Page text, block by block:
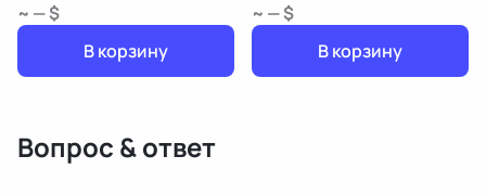
~ — $
В корзину
~ — $
В корзину
Вопрос & ответ